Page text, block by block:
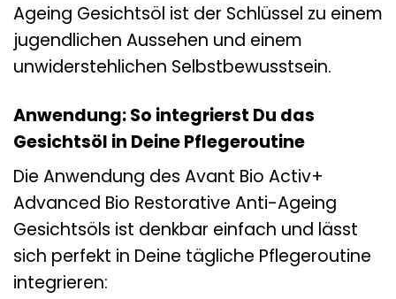
Ageing Gesichtsöl ist der Schlüssel zu einem
jugendlichen Aussehen und einem
unwiderstehlichen Selbstbewusstsein.
Anwendung: So integrierst Du das
Gesichtsöl in Deine Pflegeroutine
Die Anwendung des Avant Bio Activ+
Advanced Bio Restorative Anti-Ageing
Gesichtsöls ist denkbar einfach und lässt
sich perfekt in Deine tägliche Pflegeroutine
integrieren: